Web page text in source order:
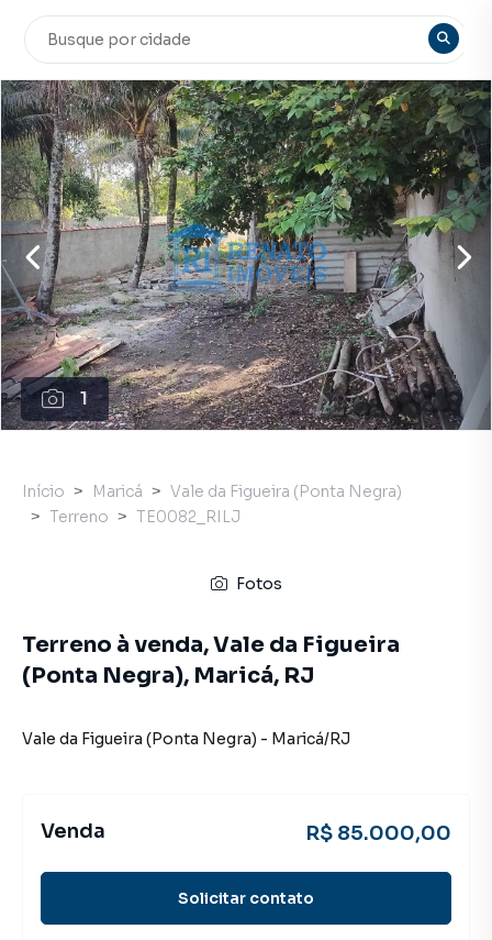
1
Início Maricá
Vale da Figueira (Ponta Negra)
Terreno
TE0082_RILJ
Fotos
Terreno à venda, Vale da Figueira
(Ponta Negra), Maricá, RJ
Vale da Figueira (Ponta Negra) - Maricá/RJ
Venda R$ 85.000,00
Solicitar contato